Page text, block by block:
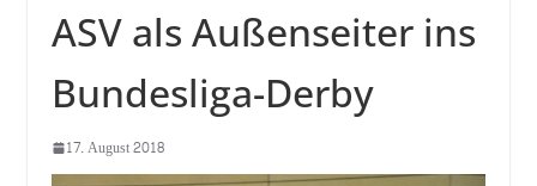
ASV als Außenseiter ins
Bundesliga-Derby
17. August 2018